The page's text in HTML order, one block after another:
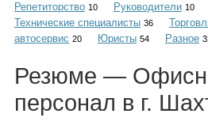
Каталог
Инфо
Репетиторство 10 Руководители 10
Технические специалисты 36
автосервис 20 Юристы 54 Разное
Резюме —
персонал в г.